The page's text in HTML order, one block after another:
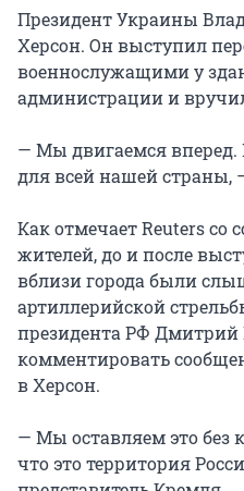
Президент Украины
Херсон. Он выступил
военнослужащими у
администрации и
— Мы двигаемся
для всей нашей страны,
Как отмечает Reuters со
жителей, до и после
вблизи города были
артиллерийской
президента РФ Дмитрий
комментировать
в Херсон.
— Мы оставляем это без
что это территория